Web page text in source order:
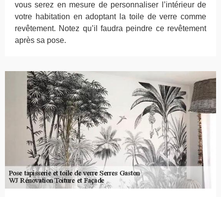
vous serez en mesure de personnaliser l’intérieur de
votre habitation en adoptant la toile de verre comme
revêtement. Notez qu’il faudra peindre ce revêtement
après sa pose.